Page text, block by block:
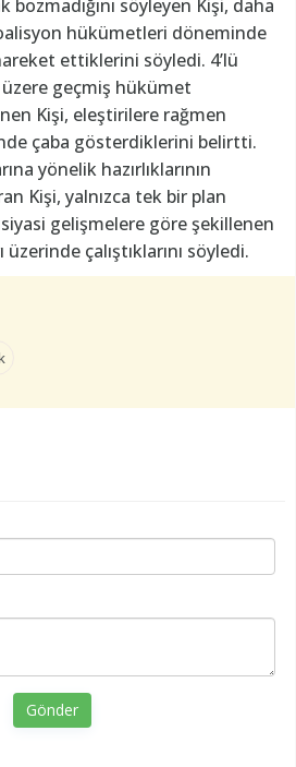
söyleyen Kişi, daha
hükümetleri döneminde
ettiklerini söyledi. 4’lü
geçmiş hükümet
Kişi, eleştirilere rağmen
çaba gösterdiklerini belirtti.
yönelik hazırlıklarının
Kişi, yalnızca tek bir plan
gelişmelere göre şekillenen
çalıştıklarını söyledi.
Gönder